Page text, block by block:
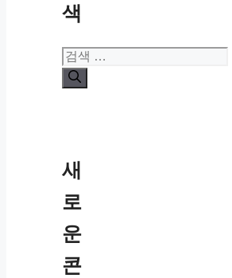
색
검
색:
새
로
운
콘